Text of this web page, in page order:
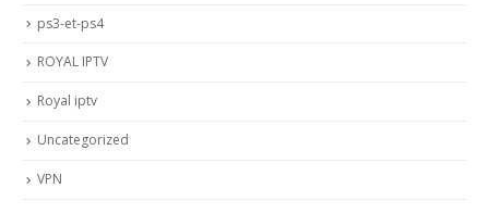
ps3-et-ps4
ROYAL IPTV
Royal iptv
Uncategorized
VPN